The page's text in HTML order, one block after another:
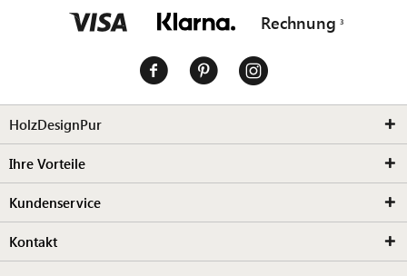
Rechnung
HolzDesignPur
Ihre Vorteile
Kundenservice
Kontakt